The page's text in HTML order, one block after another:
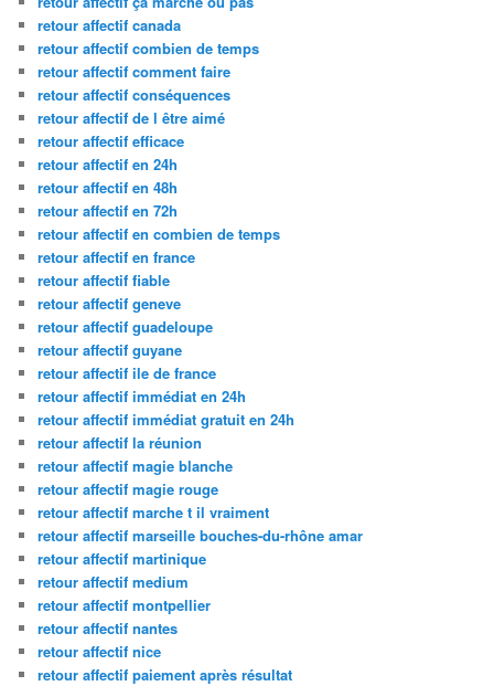
retour affectif canada
retour affectif combien de temps
retour affectif comment faire
retour affectif conséquences
retour affectif de l être aimé
retour affectif efficace
retour affectif en 24h
retour affectif en 48h
retour affectif en 72h
retour affectif en combien de temps
retour affectif en france
retour affectif fiable
retour affectif geneve
retour affectif guadeloupe
retour affectif guyane
retour affectif ile de france
retour affectif immédiat en 24h
retour affectif immédiat gratuit en 24h
retour affectif la réunion
retour affectif magie blanche
retour affectif magie rouge
retour affectif marche t il vraiment
retour affectif marseille bouches-du-rhône amar
retour affectif martinique
retour affectif medium
retour affectif montpellier
retour affectif nantes
retour affectif nice
retour affectif paiement après résultat